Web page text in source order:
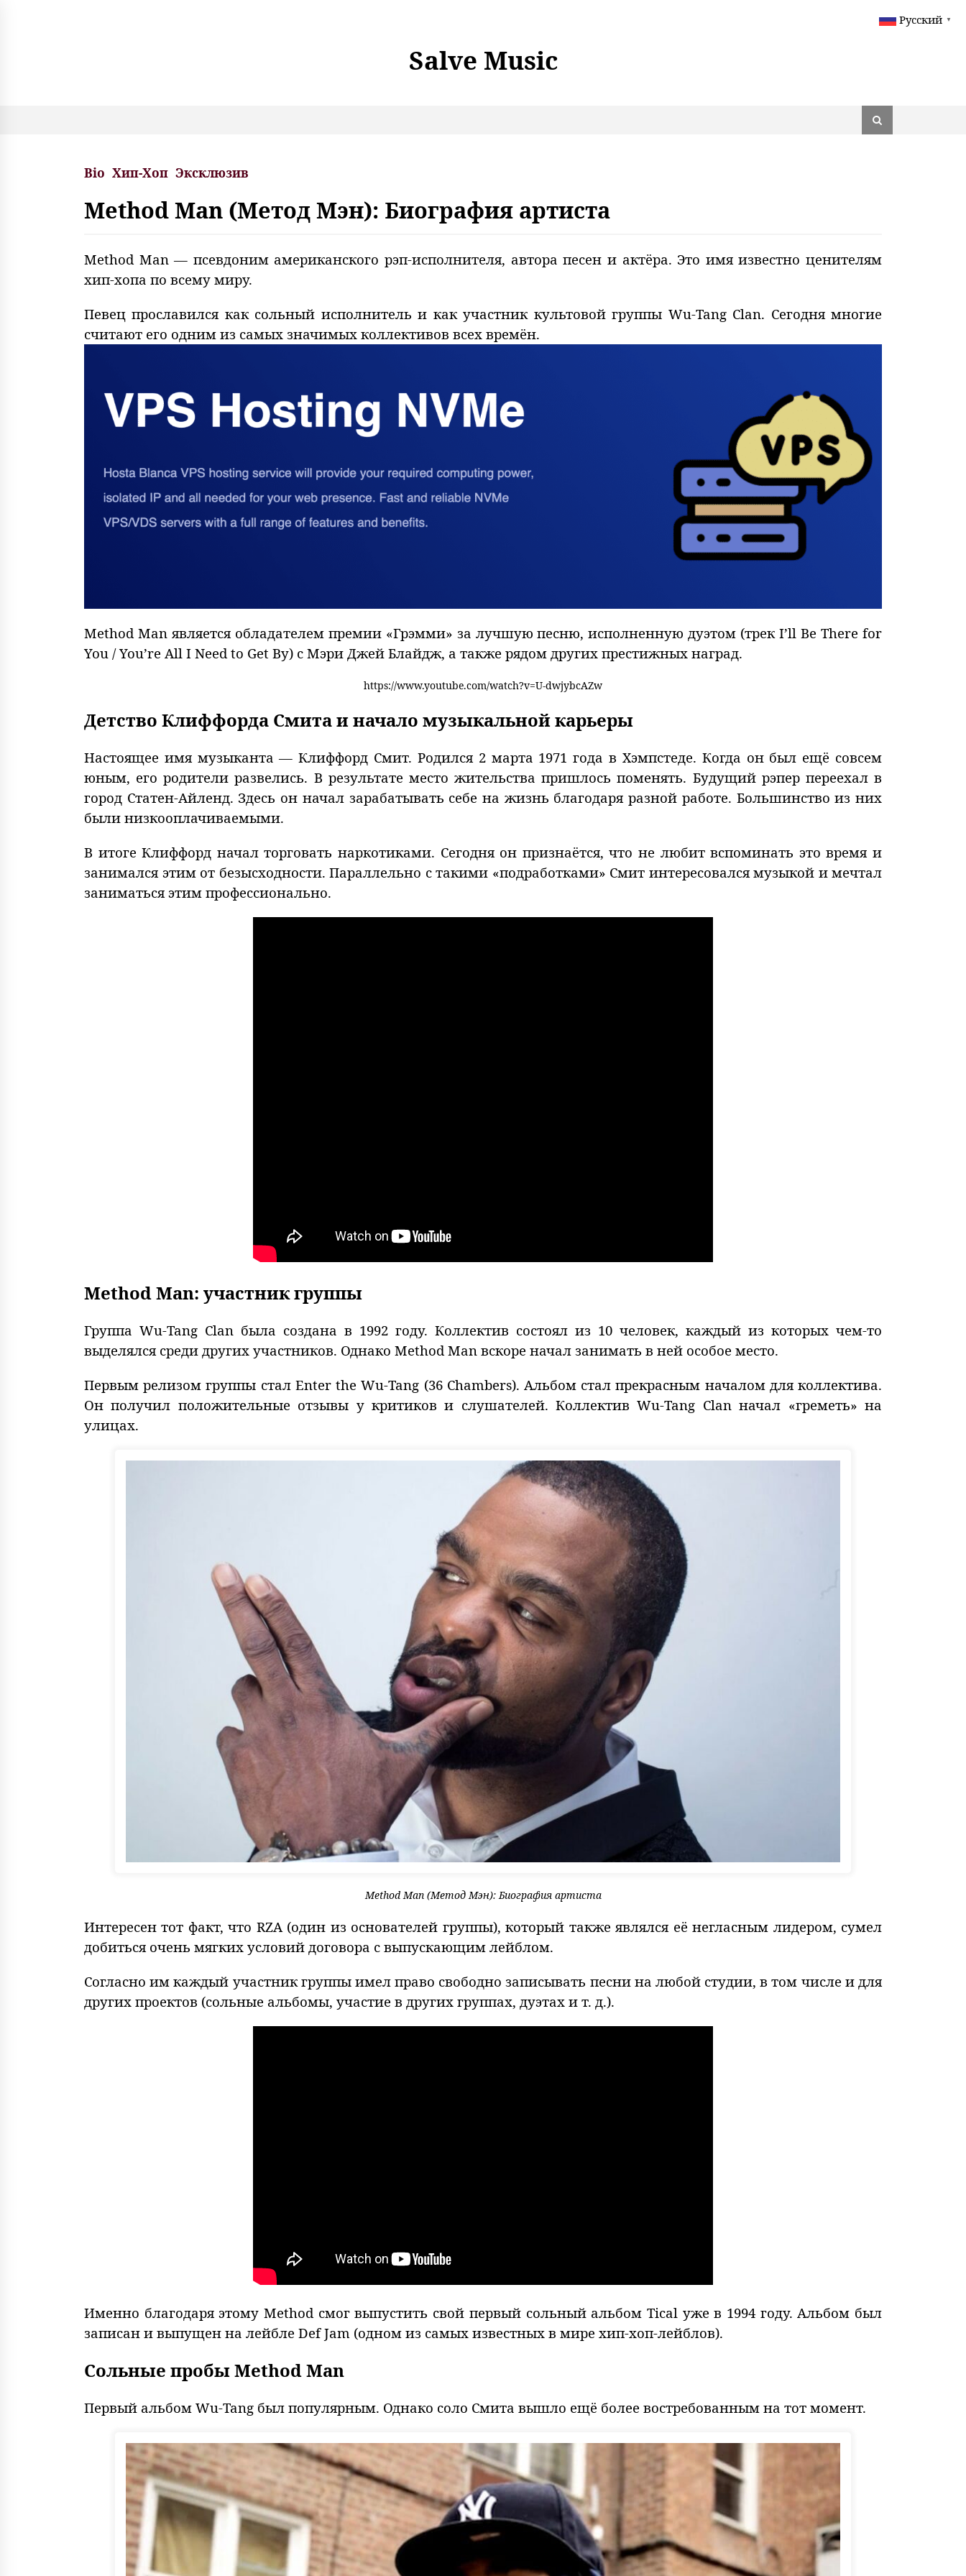
Salve Music
Bio Хип-Хоп Эксклюзив
Method Man (Метод Мэн): Биография артиста
Method Man — псевдоним американского рэп-исполнителя, автора песен и актёра. Это имя известно ценителям
хип-хопа по всему миру.
Певец прославился как сольный исполнитель и как участник культовой группы Wu-Tang Clan. Сегодня многие
считают его одним из самых значимых коллективов всех времён.
Method Man является обладателем премии «Грэмми» за лучшую песню, исполненную дуэтом (трек I’ll Be There for
You / You’re All I Need to Get By) с Мэри Джей Блайдж, а также рядом других престижных наград.
https://www.youtube.com/watch?v=U-dwjybcAZw
Детство Клиффорда Смита и начало музыкальной карьеры
Настоящее имя музыканта — Клиффорд Смит. Родился 2 марта 1971 года в Хэмпстеде. Когда он был ещё совсем
юным, его родители развелись. В результате место жительства пришлось поменять. Будущий рэпер переехал в
город Статен-Айленд. Здесь он начал зарабатывать себе на жизнь благодаря разной работе. Большинство из них
были низкооплачиваемыми.
В итоге Клиффорд начал торговать наркотиками. Сегодня он признаётся, что не любит вспоминать это время и
занимался этим от безысходности. Параллельно с такими «подработками» Смит интересовался музыкой и мечтал
заниматься этим профессионально.
Method Man: участник группы
Группа Wu-Tang Clan была создана в 1992 году. Коллектив состоял из 10 человек, каждый из которых чем-то
выделялся среди других участников. Однако Method Man вскоре начал занимать в ней особое место.
Первым релизом группы стал Enter the Wu-Tang (36 Chambers). Альбом стал прекрасным началом для коллектива.
Он получил положительные отзывы у критиков и слушателей. Коллектив Wu-Tang Clan начал «греметь» на
улицах.
Method Man (Метод Мэн): Биография артиста
Интересен тот факт, что RZA (один из основателей группы), который также являлся её негласным лидером, сумел
добиться очень мягких условий договора с выпускающим лейблом.
Согласно им каждый участник группы имел право свободно записывать песни на любой студии, в том числе и для
других проектов (сольные альбомы, участие в других группах, дуэтах и т. д.).
Именно благодаря этому Method смог выпустить свой первый сольный альбом Tical уже в 1994 году. Альбом был
записан и выпущен на лейбле Def Jam (одном из самых известных в мире хип-хоп-лейблов).
Сольные пробы Method Man
Первый альбом Wu-Tang был популярным. Однако соло Смита вышло ещё более востребованным на тот момент.
Русский ▼